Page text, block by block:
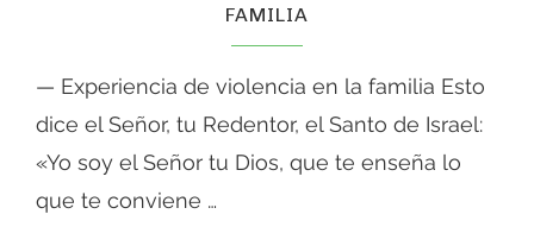
FAMILIA
— Experiencia de violencia en la familia Esto
dice el Señor, tu Redentor, el Santo de Israel:
«Yo soy el Señor tu Dios, que te enseña lo
que te conviene …